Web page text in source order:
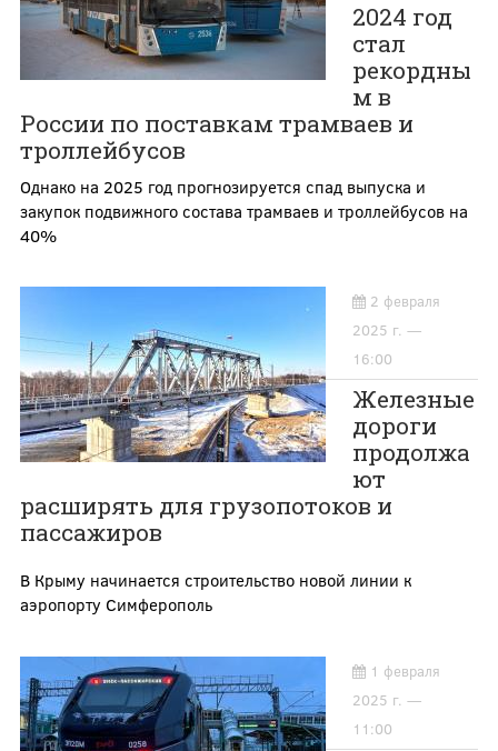
2024 год
стал
рекордны
м в
России по поставкам трамваев и
троллейбусов
Однако на 2025 год прогнозируется спад выпуска и
закупок подвижного состава трамваев и троллейбусов на
40%
2 февраля
2025 г. —
16:00
Железные
дороги
продолжа
ют
расширять для грузопотоков и
пассажиров
В Крыму начинается строительство новой линии к
аэропорту Симферополь
1 февраля
2025 г. —
11:00